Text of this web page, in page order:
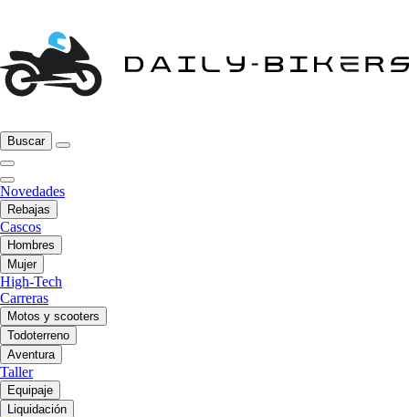
Buscar
Novedades
Rebajas
Cascos
Hombres
Mujer
High-Tech
Carreras
Motos y scooters
Todoterreno
Aventura
Taller
Equipaje
Liquidación